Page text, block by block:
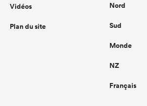
Vidéos
Plan du site
Nord
Sud
Monde
NZ
Français